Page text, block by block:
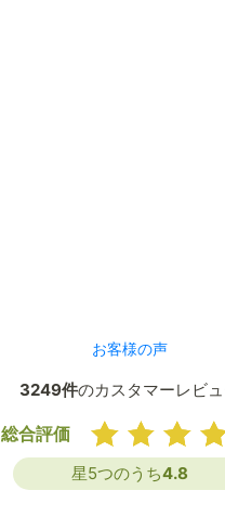
お客様の声
3249件のカスタマーレビ
総合評価
星5つのうち4.8